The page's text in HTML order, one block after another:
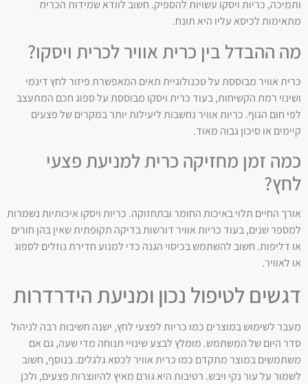
ותמיכה, כריות ויסקו עשויות להספיק. חשוב לוודא שמידות הכרית
מתאימות לכיסא עליו היא תונח.
מה ההבדל בין כרית אוויר לכרית ויסקו?
כרית אוויר מבוססת על טכנולוגיית תאים המאפשרת פיזור לחץ דינמי
ושינוי רמת הקשיחות, בעוד כרית ויסקו מבוססת על ספוג חכם המתעצב
לפי חום הגוף. כריות אוויר נחשבות ליעילות יותר במקרים של פצעים
קיימים או סיכון גבוה מאוד.
כמה זמן מחזיקה כרית למניעת פצעי
לחץ?
אורך החיים תלוי באיכות החומר ובתחזוקה. כריות ויסקו איכותיות נשמרות
למספר שנים, בעוד כריות אוויר דורשות בדיקה תקופתית שאין בהן חורים
או דליפות. חשוב להשתמש בכיסוי הגנה כדי למנוע חדירת נוזלים לספוג
או לאוויר.
דגשים לטיפול נכון ומניעת הידרדרות
מעבר לשימוש במוצרים כמו כריות לפצעי לחץ, ישנה חשיבות רבה לניהול
סדר היום של המשתמש. מומלץ לבצע שינויי תנוחה מדי שעה, גם אם
משתמשים במוצר מתקדם כמו כרית אוויר לכסא גלגלים. בנוסף, חשוב
לשמור על עור נקי ויבש. רטיבות היא גורם מאיץ להיווצרות פצעים, ולכן